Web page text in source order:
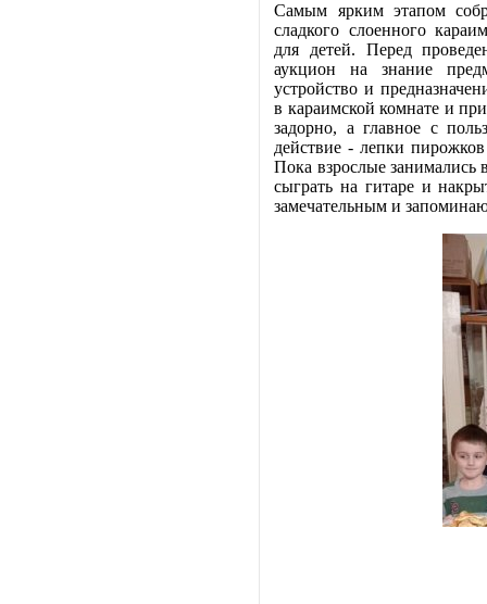
Самым ярким этапом
сладкого слоенного
для детей. Перед
аукцион на знание
устройство и
в караимской комнате и
задорно, а главное с
действие - лепки
Пока взрослые занимались
сыграть на гитаре и
замечательным и